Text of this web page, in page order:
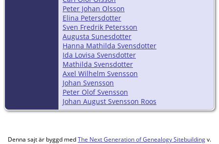
Peter Johan Olsson
Elina Petersdotter
Sven Fredrik Petersson
Augusta Sunesdotter
Hanna Mathilda Svensdotter
Ida Lovisa Svensdotter
Mathilda Svensdotter
Axel Wilhelm Svensson
Johan Svensson
Peter Olof Svensson
Johan August Svensson Roos
Denna sajt är byggd medThe Next Generation of Genealogy Sitebuildingv.